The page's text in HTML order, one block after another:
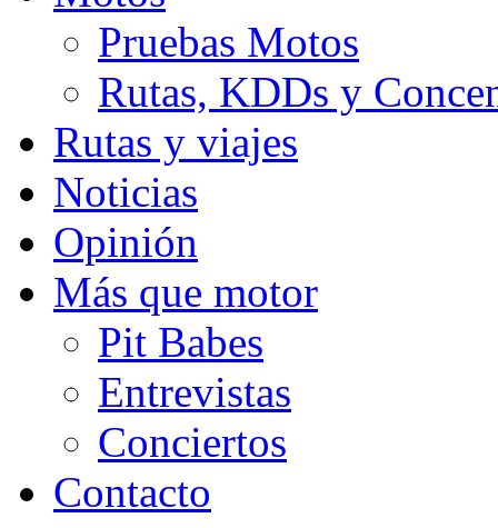
Pruebas Motos
Rutas, KDDs y
Rutas y viajes
Noticias
Opinión
Más que motor
Pit Babes
Entrevistas
Conciertos
Contacto